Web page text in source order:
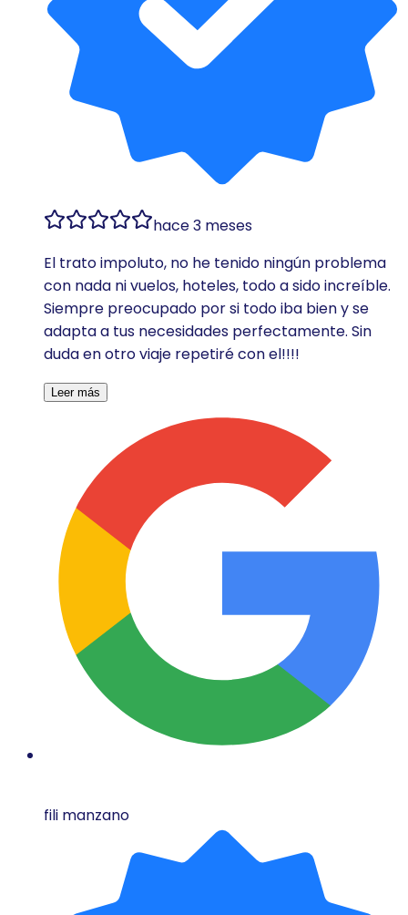
hace 3 meses
El trato impoluto, no he tenido ningún problema
con nada ni vuelos, hoteles, todo a sido increíble.
Siempre preocupado por si todo iba bien y se
adapta a tus necesidades perfectamente. Sin
duda en otro viaje repetiré con el!!!!
Leer más
fili manzano